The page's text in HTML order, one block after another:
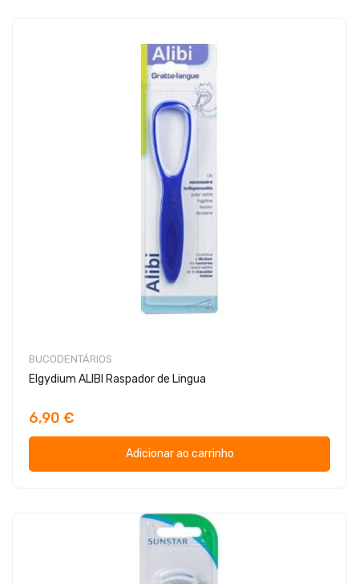
BUCODENTÁRIOS
Elgydium ALIBI Raspador de Lingua
6,90 €
Adicionar ao carrinho